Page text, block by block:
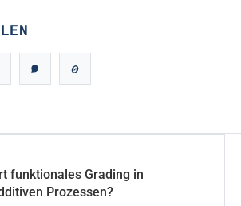
funktionales Grading in
Prozessen?